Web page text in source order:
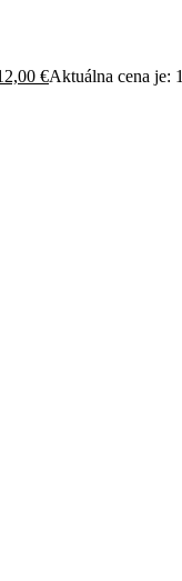
€Aktuálna cena je: